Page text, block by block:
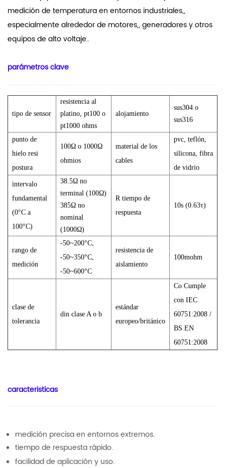
medición de temperatura en entornos industriales,,
especialmente alrededor de motores,, generadores y otros
equipos de alto voltaje..
parámetros clave
tipo de sensor
resistencia al
platino, pt100 o
pt1000 ohms
alojamiento
sus304 o
sus316
punto de
hielo resi
postura
100Ω o 1000Ω
ohmios
material de los
cables
pvc, teflón,
silicona, fibra
de vidrio
intervalo
fundamental
(0°C a
100°C)
38.5Ω no
terminal (100Ω)
385Ω no
nominal
(1000Ω)
R tiempo de
respuesta
10s (0.63τ)
rango de
medición
-50~200°C,
-50~350°C,
-50~600°C
resistencia de
aislamiento
100mohm
clase de
tolerancia
din clase A o b
estándar
europeo/británico
Co Cumple
con IEC
60751:2008 /
BS EN
60751:2008
caracteristicas
medición precisa en entornos extremos.
tiempo de respuesta rápido.
facilidad de aplicación y uso.